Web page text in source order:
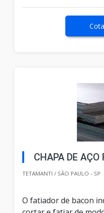
CHAPA DE AÇO
TETAMANTI / SÃO PAULO - SP
O fatiador de bacon